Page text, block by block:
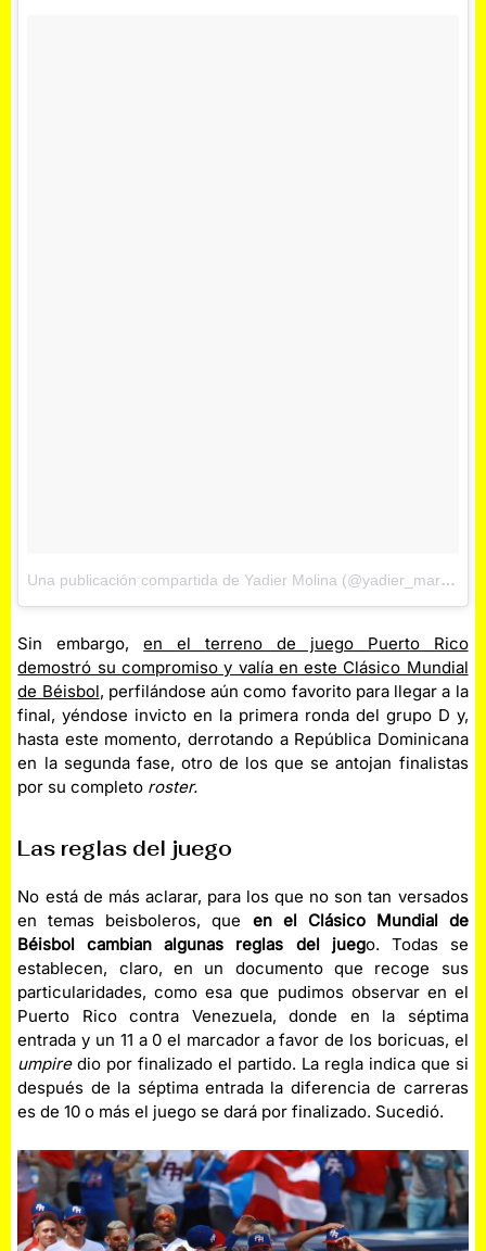
Una publicación compartida de Yadier Molina (@yadier_marciano_molina)
Sin embargo,en el terreno de juego Puerto Rico
demostró su compromiso y valía en este Clásico Mundial
de Béisbol, perfilándose aún como favorito para llegar a la
final, yéndose invicto en la primera ronda del grupo D y,
hasta este momento, derrotando a República Dominicana
en la segunda fase, otro de los que se antojan finalistas
por su completo roster.
Las reglas del juego
No está de más aclarar, para los que no son tan versados
en temas beisboleros, que en el Clásico Mundial de
Béisbol cambian algunas reglas del juego. Todas se
establecen, claro, en un documento que recoge sus
particularidades, como esa que pudimos observar en el
Puerto Rico contra Venezuela, donde en la séptima
entrada y un 11 a 0 el marcador a favor de los boricuas, el
umpiredio por finalizado el partido. La regla indica que si
después de la séptima entrada la diferencia de carreras
es de 10 o más el juego se dará por finalizado. Sucedió.